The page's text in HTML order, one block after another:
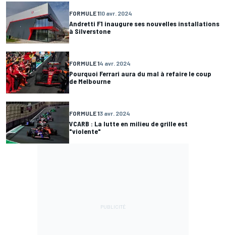
FORMULE 110 avr. 2024
Andretti F1 inaugure ses nouvelles installations
à Silverstone
FORMULE 14 avr. 2024
Pourquoi Ferrari aura du mal à refaire le coup
de Melbourne
FORMULE 13 avr. 2024
VCARB : La lutte en milieu de grille est
"violente"